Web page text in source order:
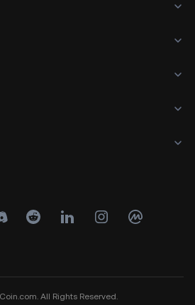
All Rights Reserved.